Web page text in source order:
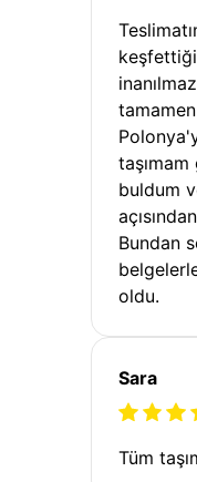
buldum
Bundan
oldu.
Sara
Tüm